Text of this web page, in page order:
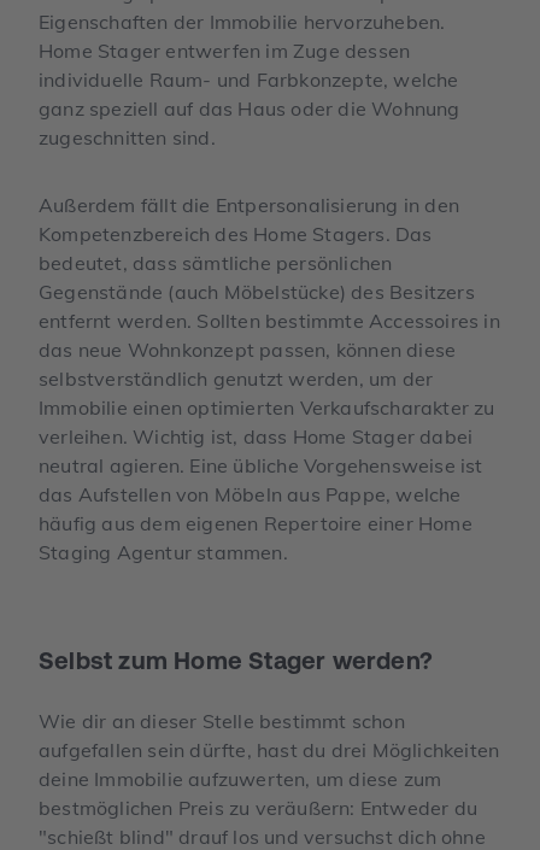
Eigenschaften der Immobilie hervorzuheben.
Home Stager entwerfen im Zuge dessen
individuelle Raum- und Farbkonzepte, welche
ganz speziell auf das Haus oder die Wohnung
zugeschnitten sind.
Außerdem fällt die Entpersonalisierung in den
Kompetenzbereich des Home Stagers. Das
bedeutet, dass sämtliche persönlichen
Gegenstände (auch Möbelstücke) des Besitzers
entfernt werden. Sollten bestimmte Accessoires in
das neue Wohnkonzept passen, können diese
selbstverständlich genutzt werden, um der
Immobilie einen optimierten Verkaufscharakter zu
verleihen. Wichtig ist, dass Home Stager dabei
neutral agieren. Eine übliche Vorgehensweise ist
das Aufstellen von Möbeln aus Pappe, welche
häufig aus dem eigenen Repertoire einer Home
Staging Agentur stammen.
Selbst zum Home Stager werden?
Wie dir an dieser Stelle bestimmt schon
aufgefallen sein dürfte, hast du drei Möglichkeiten
deine Immobilie aufzuwerten, um diese zum
bestmöglichen Preis zu veräußern: Entweder du
"schießt blind" drauf los und versuchst dich ohne